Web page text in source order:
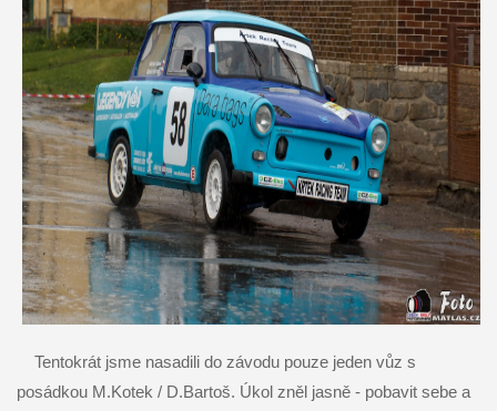
Tentokrát jsme nasadili do závodu pouze jeden vůz s
posádkou M.Kotek / D.Bartoš. Úkol zněl jasně - pobavit sebe a